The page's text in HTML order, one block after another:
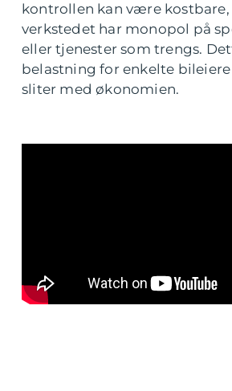
kontrollen kan være kostbare,
verkstedet har monopol på
eller tjenester som trengs.
belastning for enkelte
sliter med økonomien.